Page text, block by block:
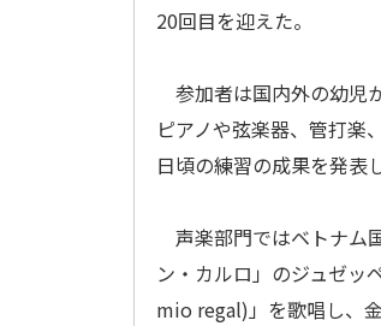
20回目を迎えた。
参加者は国内外の幼児
ピアノや弦楽器、管打楽
日頃の練習の成果を発表
声楽部門ではベトナム
ン・カルロ」のジュゼ
mio regal)」を歌唱し、